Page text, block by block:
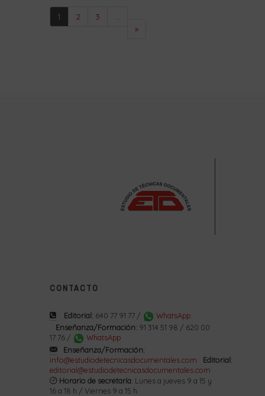
1 2 3
...
»
CONTACTO
Editorial: 640 77 91 77 /
WhatsApp
Enseñanza/Formación: 91 314 51 98 / 620 00
17 76 /
WhatsApp
Enseñanza/Formación:
info@estudiodetecnicasdocumentales.com
Editorial:
editorial@estudiodetecnicasdocumentales.com
Horario de secretaría: Lunes a jueves 9 a 15 y
16 a 18 h / Viernes 9 a 15 h.